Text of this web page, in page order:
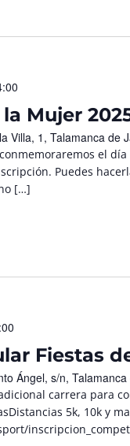
Mujer
Villa, 1, Talamanca de
el
Puedes
[…]
Fiestas
Ángel, s/n,
carrera para
5k, 10k y